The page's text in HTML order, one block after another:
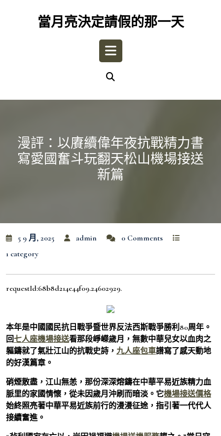
當月亮決定請假的那一天
Open
漫評：以賡續偉年夜抗戰精力書
寫愛國奮斗玩翻天松山機場接送
新篇
5 9 月, 2025 admin
0 Comments
1 category
requestId:68b8d214e44f09.24602929.
本年是中國國民抗日戰爭暨世界反法西斯戰爭勝利80周年。
回七人座機場接送看那段崢嶸歲月，無數中華兒女以血肉之
軀鑄就了氣壯江山的抗戰史詩， 九人座包車譜寫了感天動地
的好漢篇章。
硝煙散盡，江山無恙，那份深深熔鑄在中華平易近族精力血
脈里的家國情懷，從未因歲月沖刷而暗淡。它機場接送價格
始終照亮著中華平易近族前行的漫漫征途，指引著一代代人
接續奮進。